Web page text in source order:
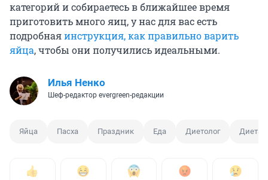
категорий и собираетесь в ближайшее время
приготовить много яиц, у нас для вас есть
подробнаяинструкция, как правильно варить
яйца, чтобы они получились идеальными.
Илья Ненко
Шеф-редактор evergreen-редакции
Яйца Пасха Праздник Еда Диетолог Диета